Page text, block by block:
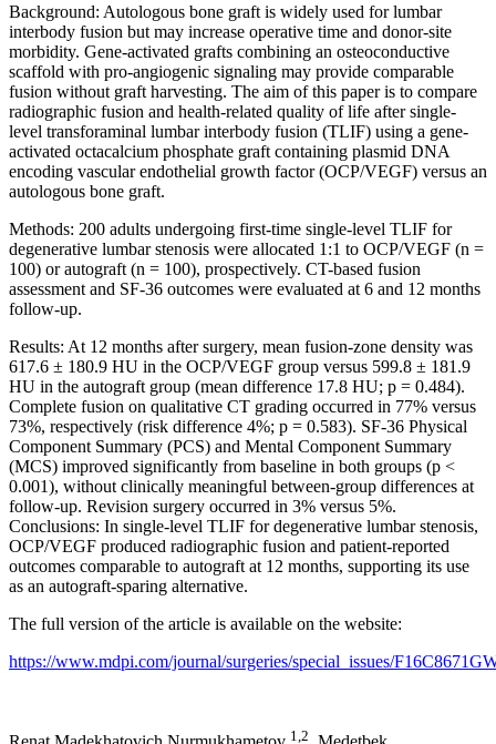
Background: Autologous bone graft is widely used for lumbar
interbody fusion but may increase operative time and donor-site
morbidity. Gene-activated grafts combining an osteoconductive
scaffold with pro-angiogenic signaling may provide comparable
fusion without graft harvesting. The aim of this paper is to compare
radiographic fusion and health-related quality of life after single-
level transforaminal lumbar interbody fusion (TLIF) using a gene-
activated octacalcium phosphate graft containing plasmid DNA
encoding vascular endothelial growth factor (OCP/VEGF) versus an
autologous bone graft.
Methods: 200 adults undergoing first-time single-level TLIF for
degenerative lumbar stenosis were allocated 1:1 to OCP/VEGF (n =
100) or autograft (n = 100), prospectively. CT-based fusion
assessment and SF-36 outcomes were evaluated at 6 and 12 months
follow-up.
Results: At 12 months after surgery, mean fusion-zone density was
617.6 ± 180.9 HU in the OCP/VEGF group versus 599.8 ± 181.9
HU in the autograft group (mean difference 17.8 HU; p = 0.484).
Complete fusion on qualitative CT grading occurred in 77% versus
73%, respectively (risk difference 4%; p = 0.583). SF-36 Physical
Component Summary (PCS) and Mental Component Summary
(MCS) improved significantly from baseline in both groups (p <
0.001), without clinically meaningful between-group differences at
follow-up. Revision surgery occurred in 3% versus 5%.
Conclusions: In single-level TLIF for degenerative lumbar stenosis,
OCP/VEGF produced radiographic fusion and patient-reported
outcomes comparable to autograft at 12 months, supporting its use
as an autograft-sparing alternative.
The full version of the article is available on the website:
https://www.mdpi.com/journal/surgeries/special_issues/
1,2